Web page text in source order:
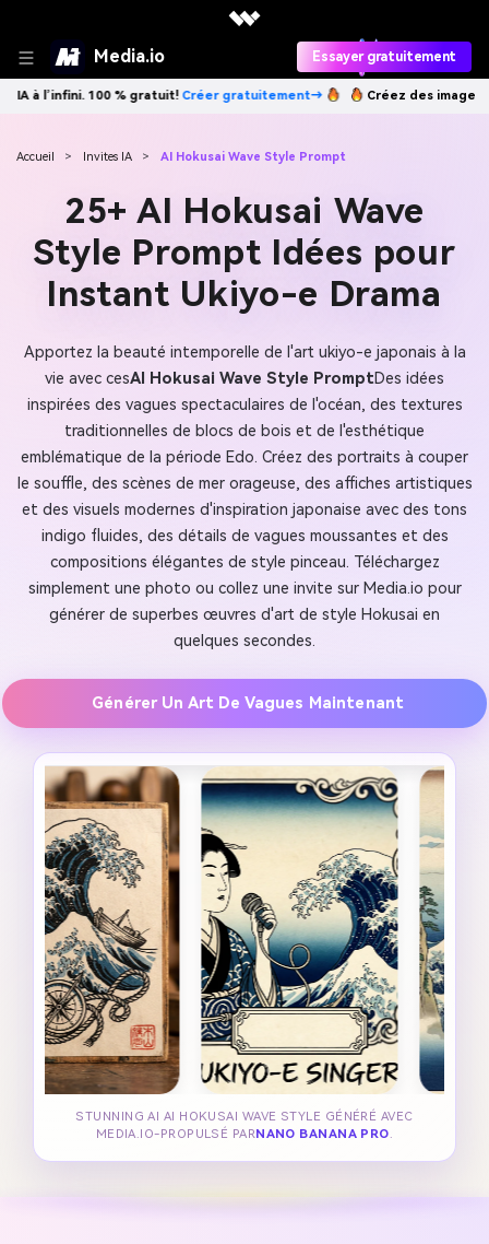
Media.io Essayer gratuitement
Créez des images IA à l’infini. 100 % gratuit! Créer
Accueil > Invites IA > AI Hokusai Wave Style Prompt
25+ AI Hokusai Wave
Style Prompt Idées pour
Instant Ukiyo-e Drama
Apportez la beauté intemporelle de l'art ukiyo-e japonais à la
vie avec cesAI Hokusai Wave Style PromptDes idées
inspirées des vagues spectaculaires de l'océan, des textures
traditionnelles de blocs de bois et de l'esthétique
emblématique de la période Edo. Créez des portraits à couper
le souffle, des scènes de mer orageuse, des affiches artistiques
et des visuels modernes d'inspiration japonaise avec des tons
indigo fluides, des détails de vagues moussantes et des
compositions élégantes de style pinceau. Téléchargez
simplement une photo ou collez une invite sur Media.io pour
générer de superbes œuvres d'art de style Hokusai en
quelques secondes.
Générer Un Art De Vagues Maintenant
STUNNING AI AI HOKUSAI WAVE STYLE GÉNÉRÉ AVEC
MEDIA.IO-PROPULSÉ PARNANO BANANA PRO.